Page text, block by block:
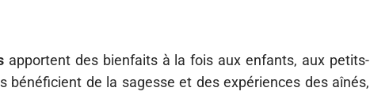
apportent des bienfaits à la fois aux enfants, aux petits-
bénéficient de la sagesse et des expériences des aînés,